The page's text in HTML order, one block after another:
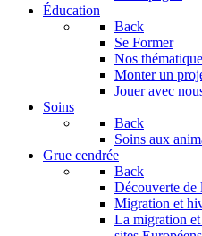
Éducation
Back
Se Former
Nos
Monter un
Jouer avec
Soins
Back
Soins aux
Grue cendrée
Back
Découverte de
Migration et
La migration